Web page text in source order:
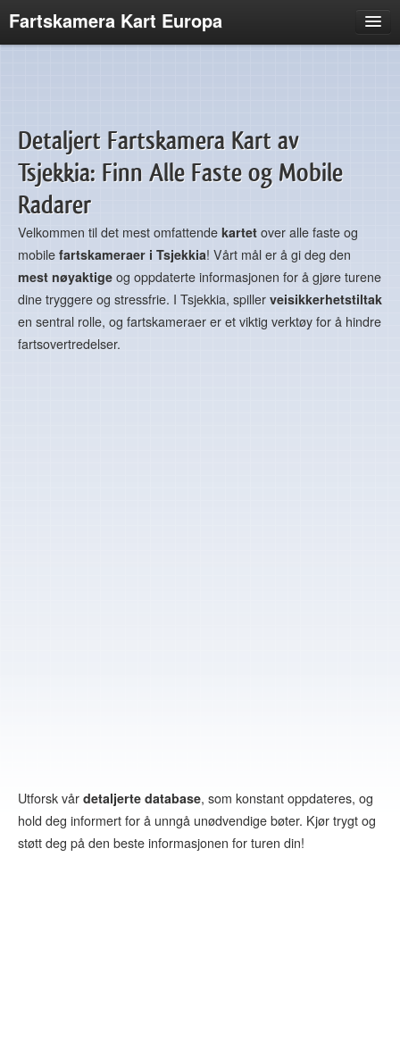
Fartskamera Kart Europa
Italia
Tyskland
Sveits
Spania
Irland
Portugal
Nederland
Detaljert Fartskamera Kart av
Tsjekkia: Finn Alle Faste og Mobile
Radarer
Velkommen til det mest omfattende kartet over alle faste og
mobile fartskameraer i Tsjekkia! Vårt mål er å gi deg den
mest nøyaktige og oppdaterte informasjonen for å gjøre turene
dine tryggere og stressfrie. I Tsjekkia, spiller veisikkerhetstiltak
en sentral rolle, og fartskameraer er et viktig verktøy for å hindre
fartsovertredelser.
Utforsk vår detaljerte database, som konstant oppdateres, og
hold deg informert for å unngå unødvendige bøter. Kjør trygt og
støtt deg på den beste informasjonen for turen din!